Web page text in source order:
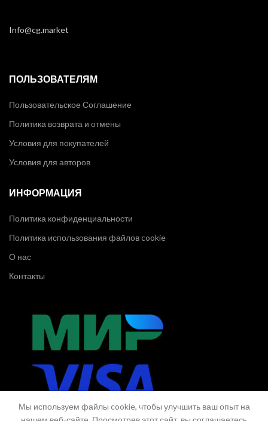
Info@cg.market
ПОЛЬЗОВАТЕЛЯМ
Пользовательское Соглашение
Политика возврата и отмены
Условия для покупателей
Условия для авторов
ИНФОРМАЦИЯ
Политика конфиденциальности
Политика использования файлов cookie
О нас
Контакты
Мы используем файлы cookie, чтобы улучшить ваш опыт на